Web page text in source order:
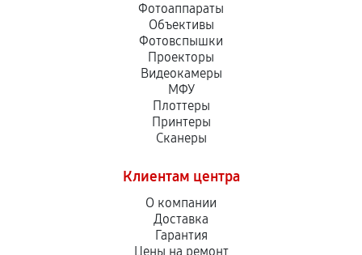
Фотоаппараты
Объективы
Фотовспышки
Проекторы
Видеокамеры
МФУ
Плоттеры
Принтеры
Сканеры
Клиентам центра
О компании
Доставка
Гарантия
Цены на ремонт